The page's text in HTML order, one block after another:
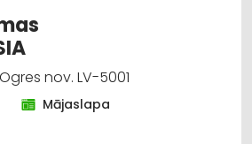
nov. LV-5001
Mājaslapa